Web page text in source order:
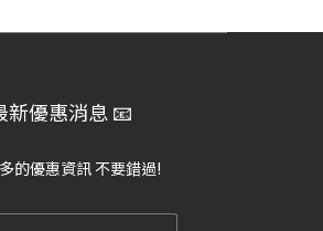
新優惠消息 📧
的優惠資訊 不要錯過!